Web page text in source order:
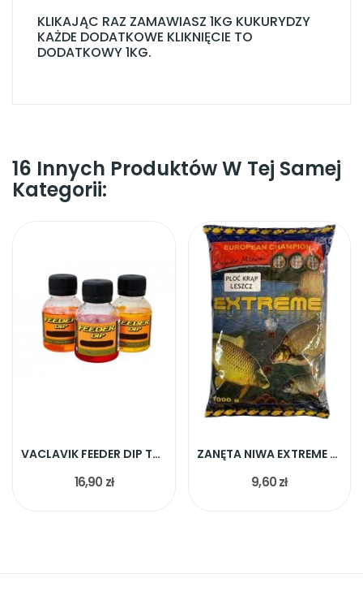
KLIKAJĄC RAZ ZAMAWIASZ 1KG KUKURYDZY
KAŻDE DODATKOWE KLIKNIĘCIE TO
DODATKOWY 1KG.
16 Innych Produktów W Tej Samej
Kategorii:
VACLAVIK FEEDER DIP TRUSKAWKA
16,90 zł
ZANĘTA NIWA EXTREME PŁOĆ KRĄP LESZCZ 1KG
9,60 zł